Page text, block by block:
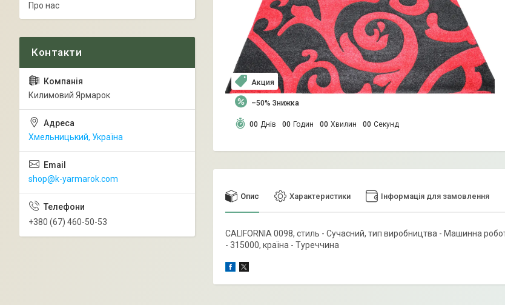
Акция
–50%
00 Днів 00 Годин 00 Хвилин 00 Секунд
Опис Характеристики Інформація для замовлення
CALIFORNIA 0098, стиль - Сучасний, тип виробництва - Машинна
- 315000, країна - Туреччина
Про нас
Килимовий Ярмарок
Хмельницький, Україна
shop@k-yarmarok.com
+380 (67) 460-50-53